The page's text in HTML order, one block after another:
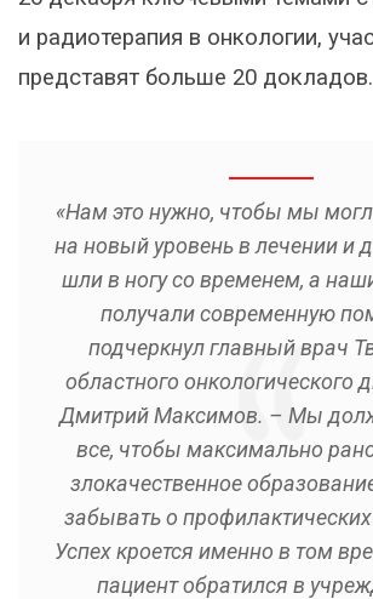
и радиотерапия в онкологии,
представят больше 20 докладов.
«Нам это нужно, чтобы мы
на новый уровень в лечении и
шли в ногу со временем, а
получали современную
подчеркнул главный врач
областного онкологического
Дмитрий Максимов. – Мы
все, чтобы максимально
злокачественное
забывать о
Успех кроется именно в том
пациент обратился в